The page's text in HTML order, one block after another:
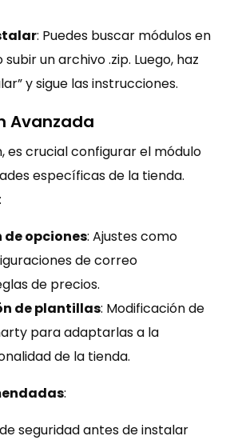
: Puedes buscar módulos en
un archivo .zip. Luego, haz
y sigue las instrucciones.
Avanzada
es crucial configurar el módulo
específicas de la tienda.
opciones: Ajustes como
de correo
de precios.
de plantillas: Modificación de
para adaptarlas a la
de la tienda.
:
seguridad antes de instalar